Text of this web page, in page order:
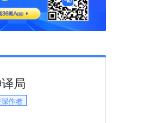
局
深作者